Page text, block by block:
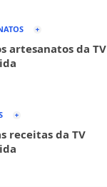
artesanatos da TV
receitas da TV